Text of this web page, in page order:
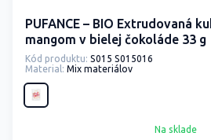
PUFANCE – BIO Extrudovaná
mangom v bielej čokoláde 33 g
Kód produktu: S015 S015016
Material: Mix materiálov
Na sklade